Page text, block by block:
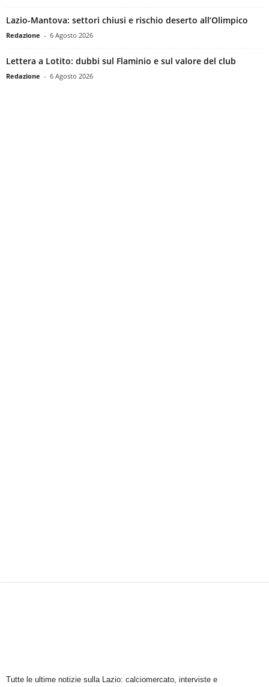
Lazio-Mantova: settori chiusi e rischio deserto all’Olimpico
Redazione - 6 Agosto 2026
Lettera a Lotito: dubbi sul Flaminio e sul valore del club
Redazione - 6 Agosto 2026
Tutte le ultime notizie sulla Lazio: calciomercato, interviste e